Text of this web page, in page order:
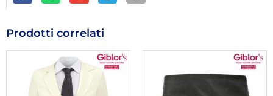
Prodotti correlati